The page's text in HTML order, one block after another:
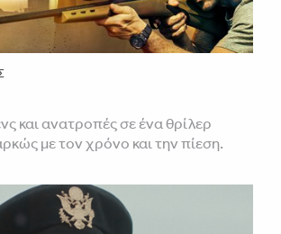
και ανατροπές σε ένα θρίλερ
με τον χρόνο και την πίεση.